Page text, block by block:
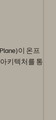
이 온프
키텍처를 통